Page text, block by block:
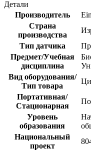
Детали
Производитель
Страна
производства
Тип датчика
Предмет/Учебная
дисциплина
Вид оборудования/
Тип товара
Портативная/
Стационарная
Уровень
образования
Национальный
проект